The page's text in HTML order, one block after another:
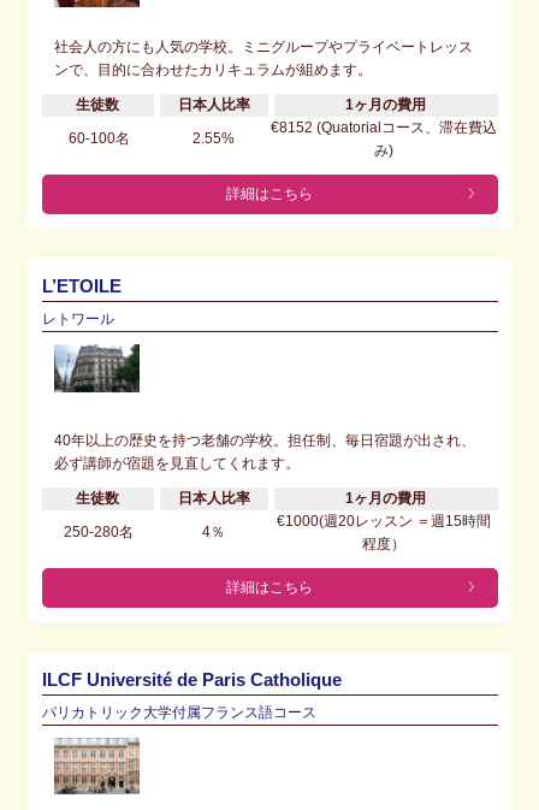
社会人の方にも人気の学校。ミニグループやプライベートレッス
ンで、目的に合わせたカリキュラムが組めます。
生徒数 日本人比率
1ヶ月の費用
60-100名
2.55%
€8152 (Quatorialコース、滞在費込
み)
詳細はこちら
L’ETOILE
レトワール
40年以上の歴史を持つ老舗の学校。担任制、毎日宿題が出され、
必ず講師が宿題を見直してくれます。
生徒数 日本人比率
1ヶ月の費用
250-280名
4％
€1000(週20レッスン ＝週15時間
程度）
詳細はこちら
ILCF Université de Paris Catholique
パリカトリック大学付属フランス語コース